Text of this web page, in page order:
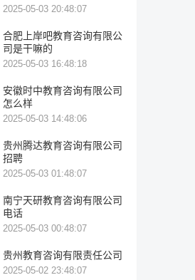
2025-05-03 20:48:07
合肥上岸吧教育咨询有限公
司是干嘛的
2025-05-03 16:48:18
安徽时中教育咨询有限公司
怎么样
2025-05-03 14:48:06
贵州腾达教育咨询有限公司
招聘
2025-05-03 01:48:07
南宁天研教育咨询有限公司
电话
2025-05-03 00:48:07
贵州教育咨询有限责任公司
2025-05-02 23:48:07